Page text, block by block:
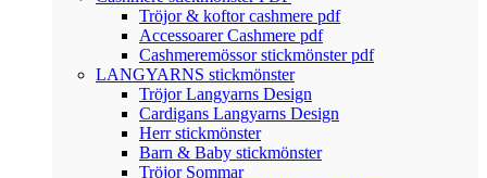
Tröjor & koftor cashmere pdf
Accessoarer Cashmere pdf
Cashmeremössor stickmönster pdf
LANGYARNS stickmönster
Tröjor Langyarns Design
Cardigans Langyarns Design
Herr stickmönster
Barn & Baby stickmönster
Tröjor Sommar